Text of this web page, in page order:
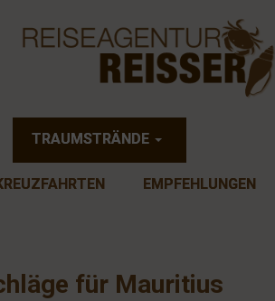
TRAUMSTRÄNDE
EMPFEHLUNGEN
für Mauritius